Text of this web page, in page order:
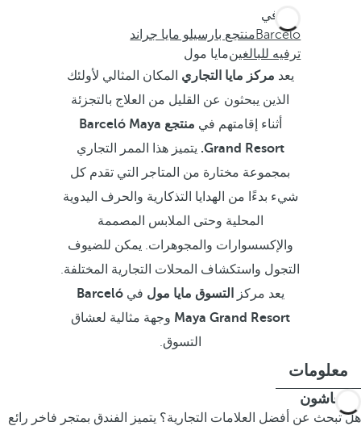
أنت في
Barcelóمنتجع بارسيلو مايا جراند
ترفيه للبالغينمايا مول
يعد مركز مايا التجاري المكان المثالي لأولئك
الذين يبحثون عن القليل من العلاج بالتجزئة
أثناء إقامتهم في
منتجع Barceló Maya
Grand Resort. يتميز هذا الممر التجاري
بمجموعة مختارة من المتاجر التي تقدم كل
شيء بدءًا من الهدايا التذكارية والحرف اليدوية
المحلية وحتى الملابس المصممة
والإكسسوارات والمجوهرات. يمكن للضيوف
التجول واستكشاف المحلات التجارية المختلفة.
يعد مركز
التسوق مايا مول فيBarceló
Maya Grand Resort وجهة مثالية لعشاق
التسوق.
معلومات
ب-فاشون
هل تبحث عن أفضل العلامات التجارية؟ يتميز الفندق بمتجر فاخر رائع